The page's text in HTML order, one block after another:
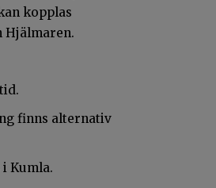
kopplas
Hjälmaren.
finns alternativ
Kumla.